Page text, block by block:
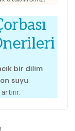
bir dilim
suyu